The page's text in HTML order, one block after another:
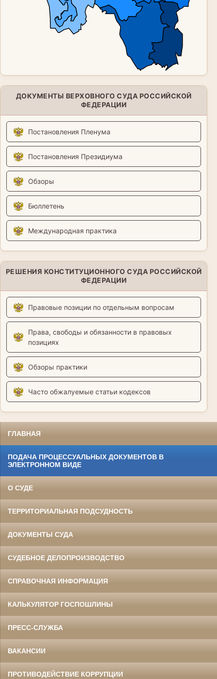
ДОКУМЕНТЫ ВЕРХОВНОГО СУДА РОССИЙСКОЙ
ФЕДЕРАЦИИ
Постановления Пленума
Постановления Президиума
Обзоры
Бюллетень
Международная практика
РЕШЕНИЯ КОНСТИТУЦИОННОГО СУДА РОССИЙСКОЙ
ФЕДЕРАЦИИ
Правовые позиции по отдельным вопросам
Права, свободы и обязанности в правовых
позициях
Обзоры практики
Часто обжалуемые статьи кодексов
ГЛАВНАЯ
ПОДАЧА ПРОЦЕССУАЛЬНЫХ ДОКУМЕНТОВ В
ЭЛЕКТРОННОМ ВИДЕ
О СУДЕ
ТЕРРИТОРИАЛЬНАЯ ПОДСУДНОСТЬ
ДОКУМЕНТЫ СУДА
СУДЕБНОЕ ДЕЛОПРОИЗВОДСТВО
СПРАВОЧНАЯ ИНФОРМАЦИЯ
КАЛЬКУЛЯТОР ГОСПОШЛИНЫ
ПРЕСС-СЛУЖБА
ВАКАНСИИ
ПРОТИВОДЕЙСТВИЕ КОРРУПЦИИ